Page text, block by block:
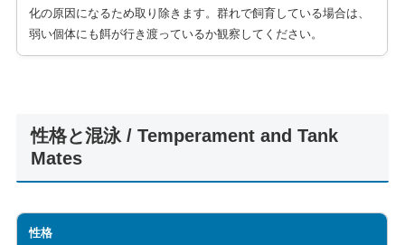
化の原因になるため取り除きます。群れで飼育している場合は、
弱い個体にも餌が行き渡っているか観察してください。
性格と混泳 / Temperament and Tank
Mates
性格